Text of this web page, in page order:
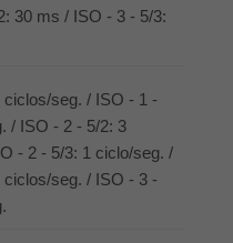
30 ms / ISO - 3 - 5/3:
ciclos/seg. / ISO - 1 -
/ ISO - 2 - 5/2: 3
- 2 - 5/3: 1 ciclo/seg. /
ciclos/seg. / ISO - 3 -